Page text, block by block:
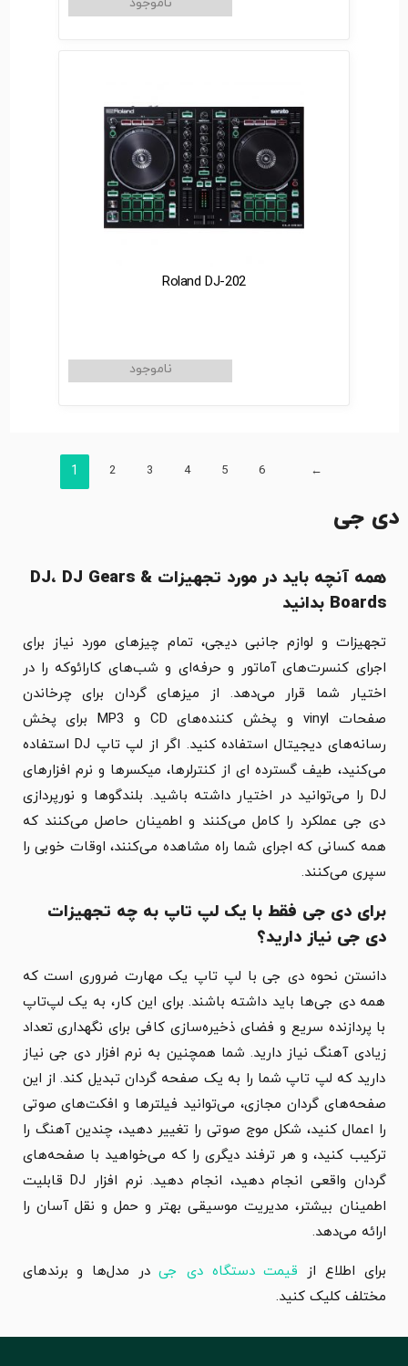
Roland DJ-202
1 2 3 4 5 6 ←
دی جی
همه آنچه باید در مورد تجهیزات DJ، DJ Gears &
Boards بدانید
تجهیزات و لوازم جانبی دیجی، تمام چیزهای مورد نیاز برای
اجرای کنسرت‌های آماتور و حرفه‌ای و شب‌های کارائوکه را در
اختیار شما قرار می‌دهد. از میزهای گردان برای چرخاندن
صفحات vinyl و پخش کننده‌های CD و MP3 برای پخش
رسانه‌های دیجیتال استفاده کنید. اگر از لپ تاپ DJ استفاده
می‌کنید، طیف گسترده ای از کنترلرها، میکسرها و نرم افزارهای
DJ را می‌توانید در اختیار داشته باشید. بلندگوها و نورپردازی
دی جی عملکرد را کامل می‌کنند و اطمینان حاصل می‌کنند که
همه کسانی که اجرای شما راه مشاهده می‌کنند، اوقات خوبی را
سپری می‌کنند.
برای دی جی فقط با یک لپ تاپ به چه تجهیزات
دی جی نیاز دارید؟
دانستن نحوه دی جی با لپ تاپ یک مهارت ضروری است که
همه دی جی‌ها باید داشته باشند. برای این کار، به یک لپ‌تاپ
با پردازنده سریع و فضای ذخیره‌سازی کافی برای نگهداری تعداد
زیادی آهنگ نیاز دارید. شما همچنین به نرم افزار دی جی نیاز
دارید که لپ تاپ شما را به یک صفحه گردان تبدیل کند. از این
صفحه‌های گردان مجازی، می‌توانید فیلترها و افکت‌های صوتی
را اعمال کنید، شکل موج صوتی را تغییر دهید، چندین آهنگ را
ترکیب کنید، و هر ترفند دیگری را که می‌خواهید با صفحه‌های
گردان واقعی انجام دهید، انجام دهید. نرم افزار DJ قابلیت
اطمینان بیشتر، مدیریت موسیقی بهتر و حمل و نقل آسان را
ارائه می‌دهد.
برای اطلاع از قیمت دستگاه دی جیدر مدل‌ها و برندهای
مختلف کلیک کنید.